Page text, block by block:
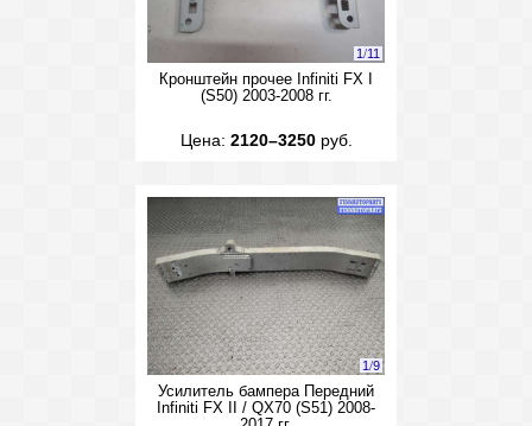
1/11
Кронштейн прочее Infiniti FX I
(S50) 2003-2008 гг.
Цена: 2120–3250руб.
1/9
Усилитель бампера Передний
Infiniti FX II / QX70 (S51) 2008-